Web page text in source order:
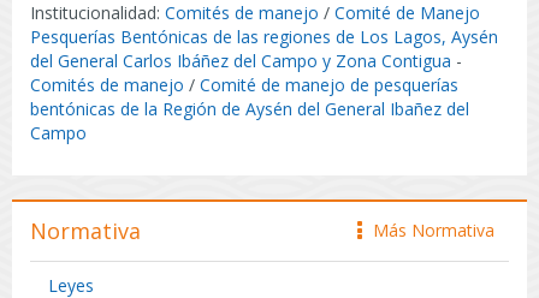
Institucionalidad: Comités de manejo / Comité de Manejo
Pesquerías Bentónicas de las regiones de Los Lagos, Aysén
del General Carlos Ibáñez del Campo y Zona Contigua -
Comités de manejo / Comité de manejo de pesquerías
bentónicas de la Región de Aysén del General Ibañez del
Campo
icono
Más Normativa
Normativa
Leyes